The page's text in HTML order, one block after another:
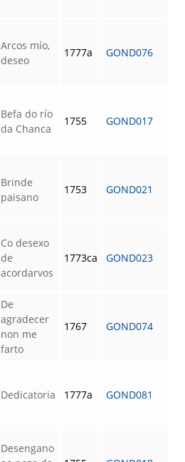
Arcos mío,
deseo
1777a GOND076
Befa do río
da Chanca
1755 GOND017
Brinde
paisano
1753 GOND021
Co desexo
de
acordarvos
1773ca GOND023
De
agradecer
non me
farto
1767 GOND074
Dedicatoria 1777a GOND081
Desengano